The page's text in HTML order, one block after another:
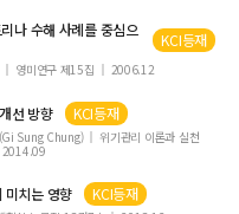
연구
석모델에 관한 기초연구
Corridor
나 수해 사례를 중심으
KCI등재
영미연구 제15집 2006.12
선 방향 KCI등재
Sung Chung)
위기관리 이론과 실천
2014.09
미치는 영향 KCI등재